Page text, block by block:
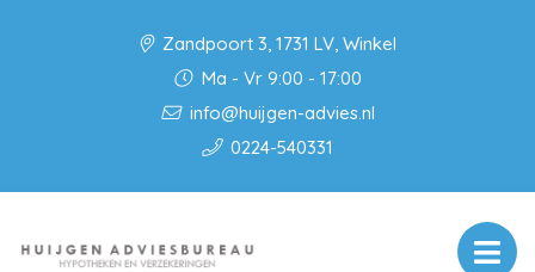
Zandpoort 3, 1731 LV, Winkel
Ma - Vr 9:00 - 17:00
info@huijgen-advies.nl
0224-540331